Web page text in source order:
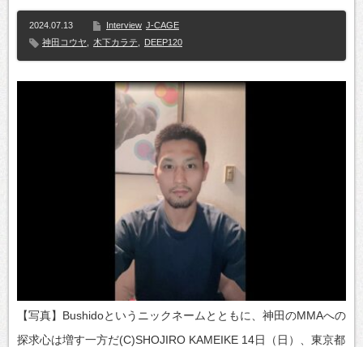
2024.07.13 Interview J-CAGE
神田コウヤ
木下カラテ DEEP120
【写真】Bushidoというニックネームとともに、神田のMMAへの
探求心は増す一方だ(C)SHOJIRO KAMEIKE 14日（日）、東京都